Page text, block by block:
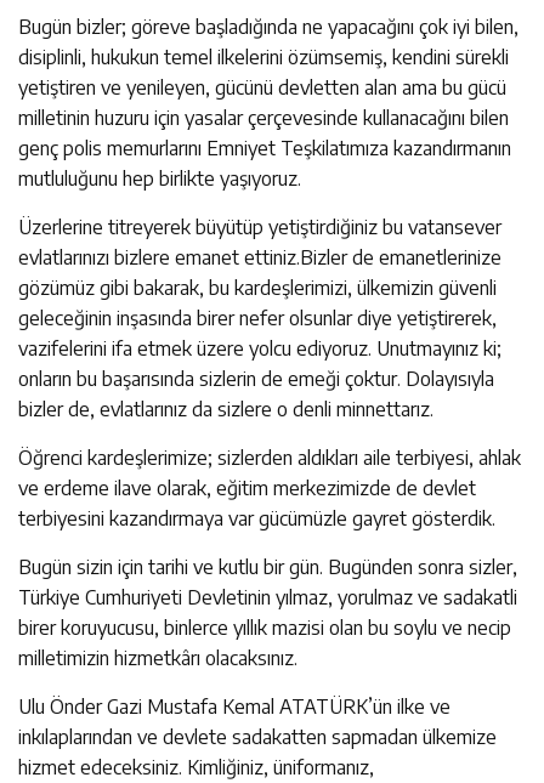
Bugün bizler; göreve başladığında ne yapacağını çok iyi bilen,
disiplinli, hukukun temel ilkelerini özümsemiş, kendini sürekli
yetiştiren ve yenileyen, gücünü devletten alan ama bu gücü
milletinin huzuru için yasalar çerçevesinde kullanacağını bilen
genç polis memurlarını Emniyet Teşkilatımıza kazandırmanın
mutluluğunu hep birlikte yaşıyoruz.
Üzerlerine titreyerek büyütüp yetiştirdiğiniz bu vatansever
evlatlarınızı bizlere emanet ettiniz.Bizler de emanetlerinize
gözümüz gibi bakarak, bu kardeşlerimizi, ülkemizin güvenli
geleceğinin inşasında birer nefer olsunlar diye yetiştirerek,
vazifelerini ifa etmek üzere yolcu ediyoruz. Unutmayınız ki;
onların bu başarısında sizlerin de emeği çoktur. Dolayısıyla
bizler de, evlatlarınız da sizlere o denli minnettarız.
Öğrenci kardeşlerimize; sizlerden aldıkları aile terbiyesi, ahlak
ve erdeme ilave olarak, eğitim merkezimizde de devlet
terbiyesini kazandırmaya var gücümüzle gayret gösterdik.
Bugün sizin için tarihi ve kutlu bir gün. Bugünden sonra sizler,
Türkiye Cumhuriyeti Devletinin yılmaz, yorulmaz ve sadakatli
birer koruyucusu, binlerce yıllık mazisi olan bu soylu ve necip
milletimizin hizmetkârı olacaksınız.
Ulu Önder Gazi Mustafa Kemal ATATÜRK’ün ilke ve
inkılaplarından ve devlete sadakatten sapmadan ülkemize
hizmet edeceksiniz. Kimliğiniz, üniformanız,